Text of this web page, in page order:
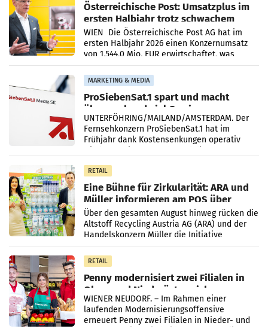
Österreichische Post: Umsatzplus im
ersten Halbjahr trotz schwachem
Briefgeschäft
WIEN Die Österreichische Post AG hat im
ersten Halbjahr 2026 einen Konzernumsatz
von 1.544,0 Mio. EUR erwirtschaftet, was
einem Plus von 3,8 Prozent gegenüber dem
Vergleichszeitraum
MARKETING & MEDIA
ProSiebenSat.1 spart und macht
überraschend viel Gewinn
UNTERFÖHRING/MAILAND/AMSTERDAM. Der
Fernsehkonzern ProSiebenSat.1 hat im
Frühjahr dank Kostensenkungen operativ
RETAIL
Eine Bühne für Zirkularität: ARA und
Müller informieren am POS über
Kreislauffähigkeit
Über den gesamten August hinweg rücken die
Altstoff Recycling Austria AG (ARA) und der
Handelskonzern Müller die Initiative
„Kreislauf-Helden“ in allen österreichischen
Müller-Filialen
RETAIL
Penny modernisiert zwei Filialen in
Ober- und Niederösterreich
WIENER NEUDORF. – Im Rahmen einer
laufenden Modernisierungsoffensive
erneuert Penny zwei Filialen in Nieder- und